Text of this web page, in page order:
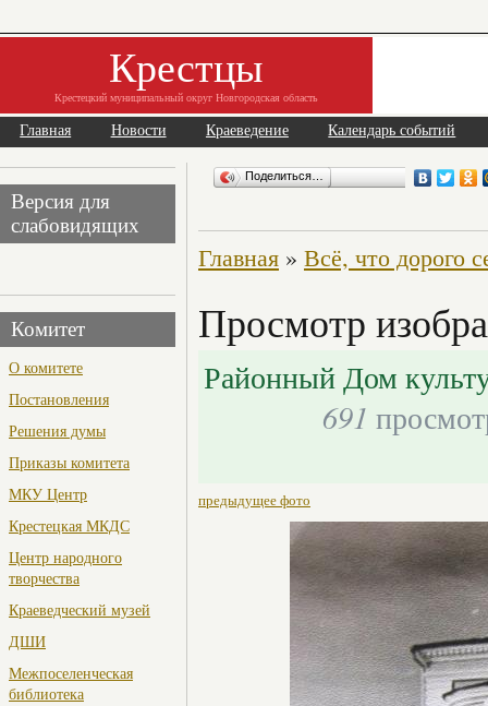
Крестцы
Крестецкий муниципальный округ Новгородская область
Главная Новости Краеведение Календарь событий
Версия для
слабовидящих
Комитет
О комитете
Постановления
Решения думы
Приказы комитета
МКУ Центр
Крестецкая МКДС
Центр народного
творчества
Краеведческий музей
ДШИ
Межпоселенческая
библиотека
Поделиться…
Главная » Всё, что дорого
Просмотр
Районный Дом
691
предыдущее фото